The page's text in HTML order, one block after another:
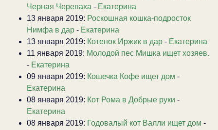
Черная Черепаха - Екатерина
13 января 2019: Роскошная кошка-подросток
Нимфа в дар - Екатерина
13 января 2019: Котенок Иржик в дар - Екатерина
11 января 2019: Молодой пес Мишка ищет хозяев.
- Екатерина
09 января 2019: Кошечка Кофе ищет дом -
Екатерина
08 января 2019: Кот Рома в Добрые руки -
Екатерина
08 января 2019: Годовалый кот Валли ищет дом -